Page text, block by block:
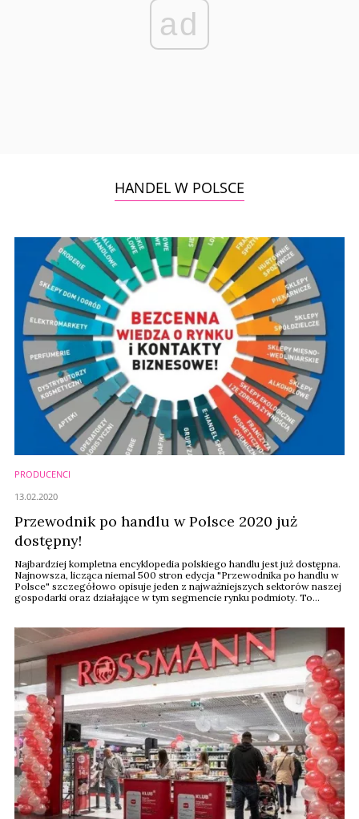
ad
HANDEL W POLSCE
PRODUCENCI
Przewodnik po handlu w Polsce 2020 już
dostępny!
Najbardziej kompletna encyklopedia polskiego handlu jest już dostępna.
Najnowsza, licząca niemal 500 stron edycja "Przewodnika po handlu w
Polsce" szczegółowo opisuje jeden z najważniejszych sektorów naszej
gospodarki oraz działające w tym segmencie rynku podmioty. To
13.02.2020